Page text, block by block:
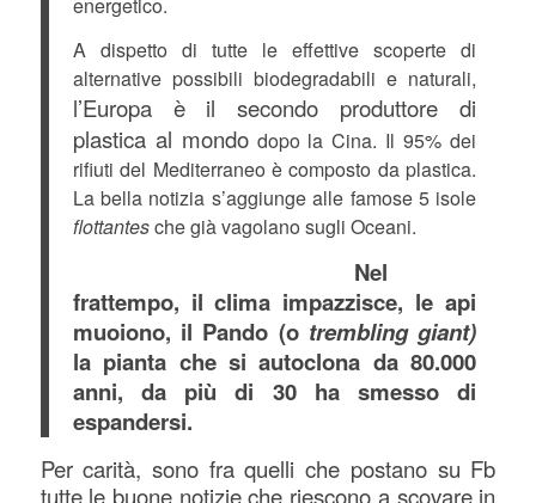
A dispetto di tutte le effettive scoperte di
alternative possibili biodegradabili e naturali,
l’Europa è il secondo produttore di
plastica al mondodopo la Cina. Il 95% dei
rifiuti del Mediterraneo è composto da plastica.
La bella notizia s’aggiunge alle famose 5 isole
flottantesche già vagolano sugli Oceani.
Nel
frattempo, il clima impazzisce, le api
muoiono, il Pando (o trembling giant)
la pianta che si autoclona da 80.000
anni, da più di 30 ha smesso di
espandersi.
Per carità, sono fra quelli che postano su Fb
tutte le buone notizie che riescono a scovare in